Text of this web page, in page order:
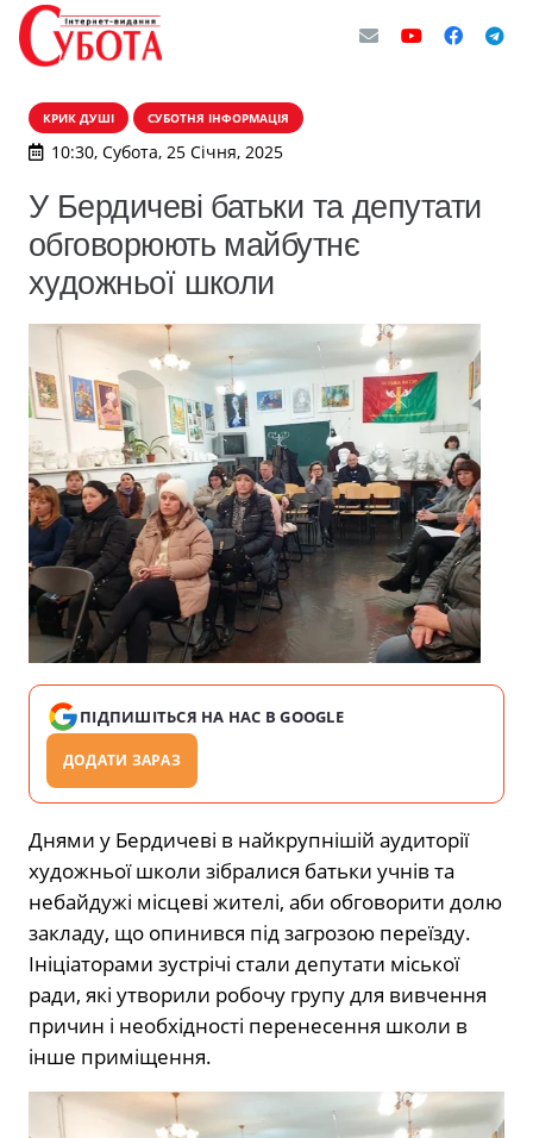
КРИК ДУШІ СУБОТНЯ ІНФОРМАЦІЯ
10:30, Субота, 25 Січня, 2025
У Бердичеві батьки та депутати
обговорюють майбутнє
художньої школи
ПІДПИШІТЬСЯ НА НАС В GOOGLE
ДОДАТИ ЗАРАЗ
Днями у Бердичеві в найкрупнішій аудиторії
художньої школи зібралися батьки учнів та
небайдужі місцеві жителі, аби обговорити долю
закладу, що опинився під загрозою переїзду.
Ініціаторами зустрічі стали депутати міської
ради, які утворили робочу групу для вивчення
причин і необхідності перенесення школи в
інше приміщення.